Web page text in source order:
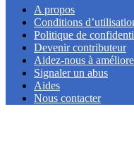
A propos
Conditions
Politique de
Devenir contributeur
Aidez-nous à
Signaler un abus
Aides
Nous contacter